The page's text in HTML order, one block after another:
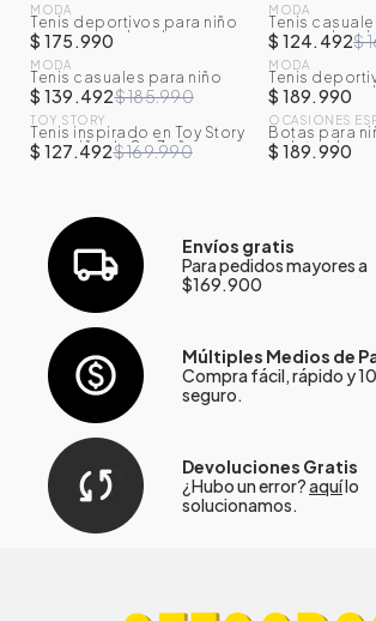
MODA
Tenis deportivos para niño
con correa de velcro
$ 175.990
- 25 %
MODA
Tenis
correa de
$ 124.492$
- 25 %
NUEVO
MODA
Tenis casuales para niño
$ 139.492$ 185.990
NUEVO
MODA
Tenis
con camara
$ 189.990
- 25 %
NUEVO
TOY STORY
Tenis inspirado en Toy Story
para niño de 2 a 7 años
$ 127.492$ 169.990
NUEVO
OCASIONES
Botas para
en laterales
$ 189.990
Envíos gratis
Para pedidos mayores a
$169.900
Múltiples Medios de
Compra fácil, rápido y
seguro.
Devoluciones Gratis
¿Hubo un error?aquílo
solucionamos.